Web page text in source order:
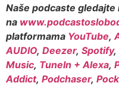
Naše podcaste gledajte
na
platformama YouTube,
AUDIO, Deezer, Spotify,
Music, TuneIn + Alexa,
Addict, Podchaser,